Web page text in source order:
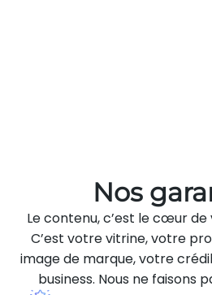
Nos
Le contenu, c’est le cœur de
C’est votre vitrine, votre
image de marque, votre
business. Nous ne faisons